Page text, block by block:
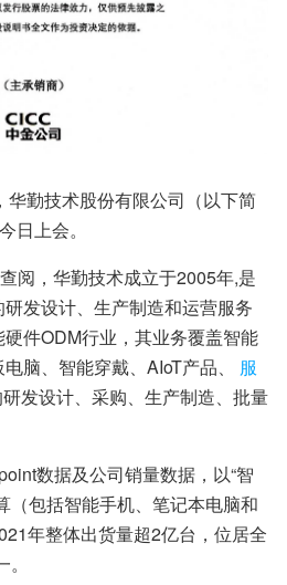
华勤技术股份有限公司（以下简
日上会。
阅，华勤技术成立于2005年,是
发设计、生产制造和运营服务
件ODM行业，其业务覆盖智能
脑、智能穿戴、AIoT产品、
服
发设计、采购、生产制造、批量
数据及公司销量数据，以“智
（包括智能手机、笔记本电脑和
年整体出货量超2亿台，位居全